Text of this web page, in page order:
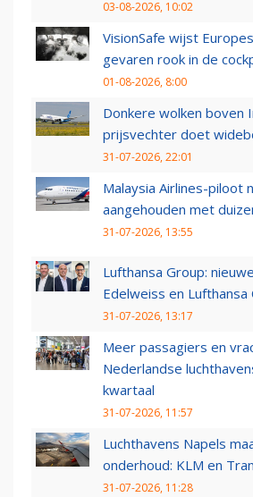
03-08-2026, 10:02
VisionSafe wijst
gevaren rook in de
01-08-2026, 8:00
Donkere wolken boven
prijsvechter doet
31-07-2026, 22:01
Malaysia Airlines-piloot
aangehouden met
31-07-2026, 13:55
Lufthansa Group:
Edelweiss en Lufthansa
31-07-2026, 13:17
Meer passagiers en
Nederlandse
kwartaal
31-07-2026, 11:57
Luchthavens Napels
onderhoud: KLM en
31-07-2026, 11:28